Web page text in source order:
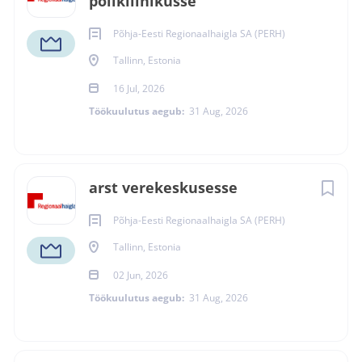
Põhja-Eesti Regionaalhaigla SA (PERH)
Tallinn, Estonia
16 Jul, 2026
Töökuulutus aegub: 31 Aug, 2026
arst verekeskusesse
Põhja-Eesti Regionaalhaigla SA (PERH)
Tallinn, Estonia
02 Jun, 2026
Töökuulutus aegub: 31 Aug, 2026
Päevane vahetus, Öine vahetus, Vahetustega töö
Oskustööline / Kutsetöötaja
Keeled